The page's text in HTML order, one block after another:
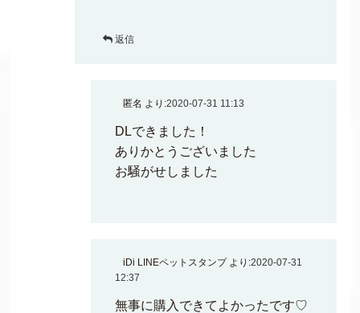
返信
匿名 より:2020-07-31 11:13
DLできました！
ありかとうございました
お騒がせしました
iDi LINEペットスタンプ より:2020-07-31
12:37
無事に購入できてよかったです♡